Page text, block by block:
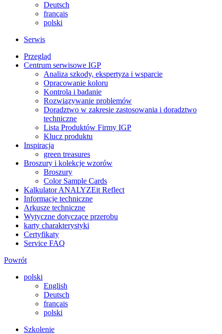
Deutsch
français
polski
Serwis
Przegląd
Centrum serwisowe IGP
Analiza szkody, ekspertyza i wsparcie
Opracowanie koloru
Kontrola i badanie
Rozwiązywanie problemów
Doradztwo w zakresie zastosowania i doradztwo
techniczne
Lista Produktów Firmy IGP
Klucz produktu
Inspiracja
green treasures
Broszury i kolekcje wzorów
Broszury
Color Sample Cards
Kalkulator ANALYZEit Reflect
Informacje techniczne
Arkusze techniczne
Wytyczne dotyczące przerobu
karty charakterystyki
Certyfikaty
Service FAQ
Powrót
polski
English
Deutsch
français
polski
Szkolenie